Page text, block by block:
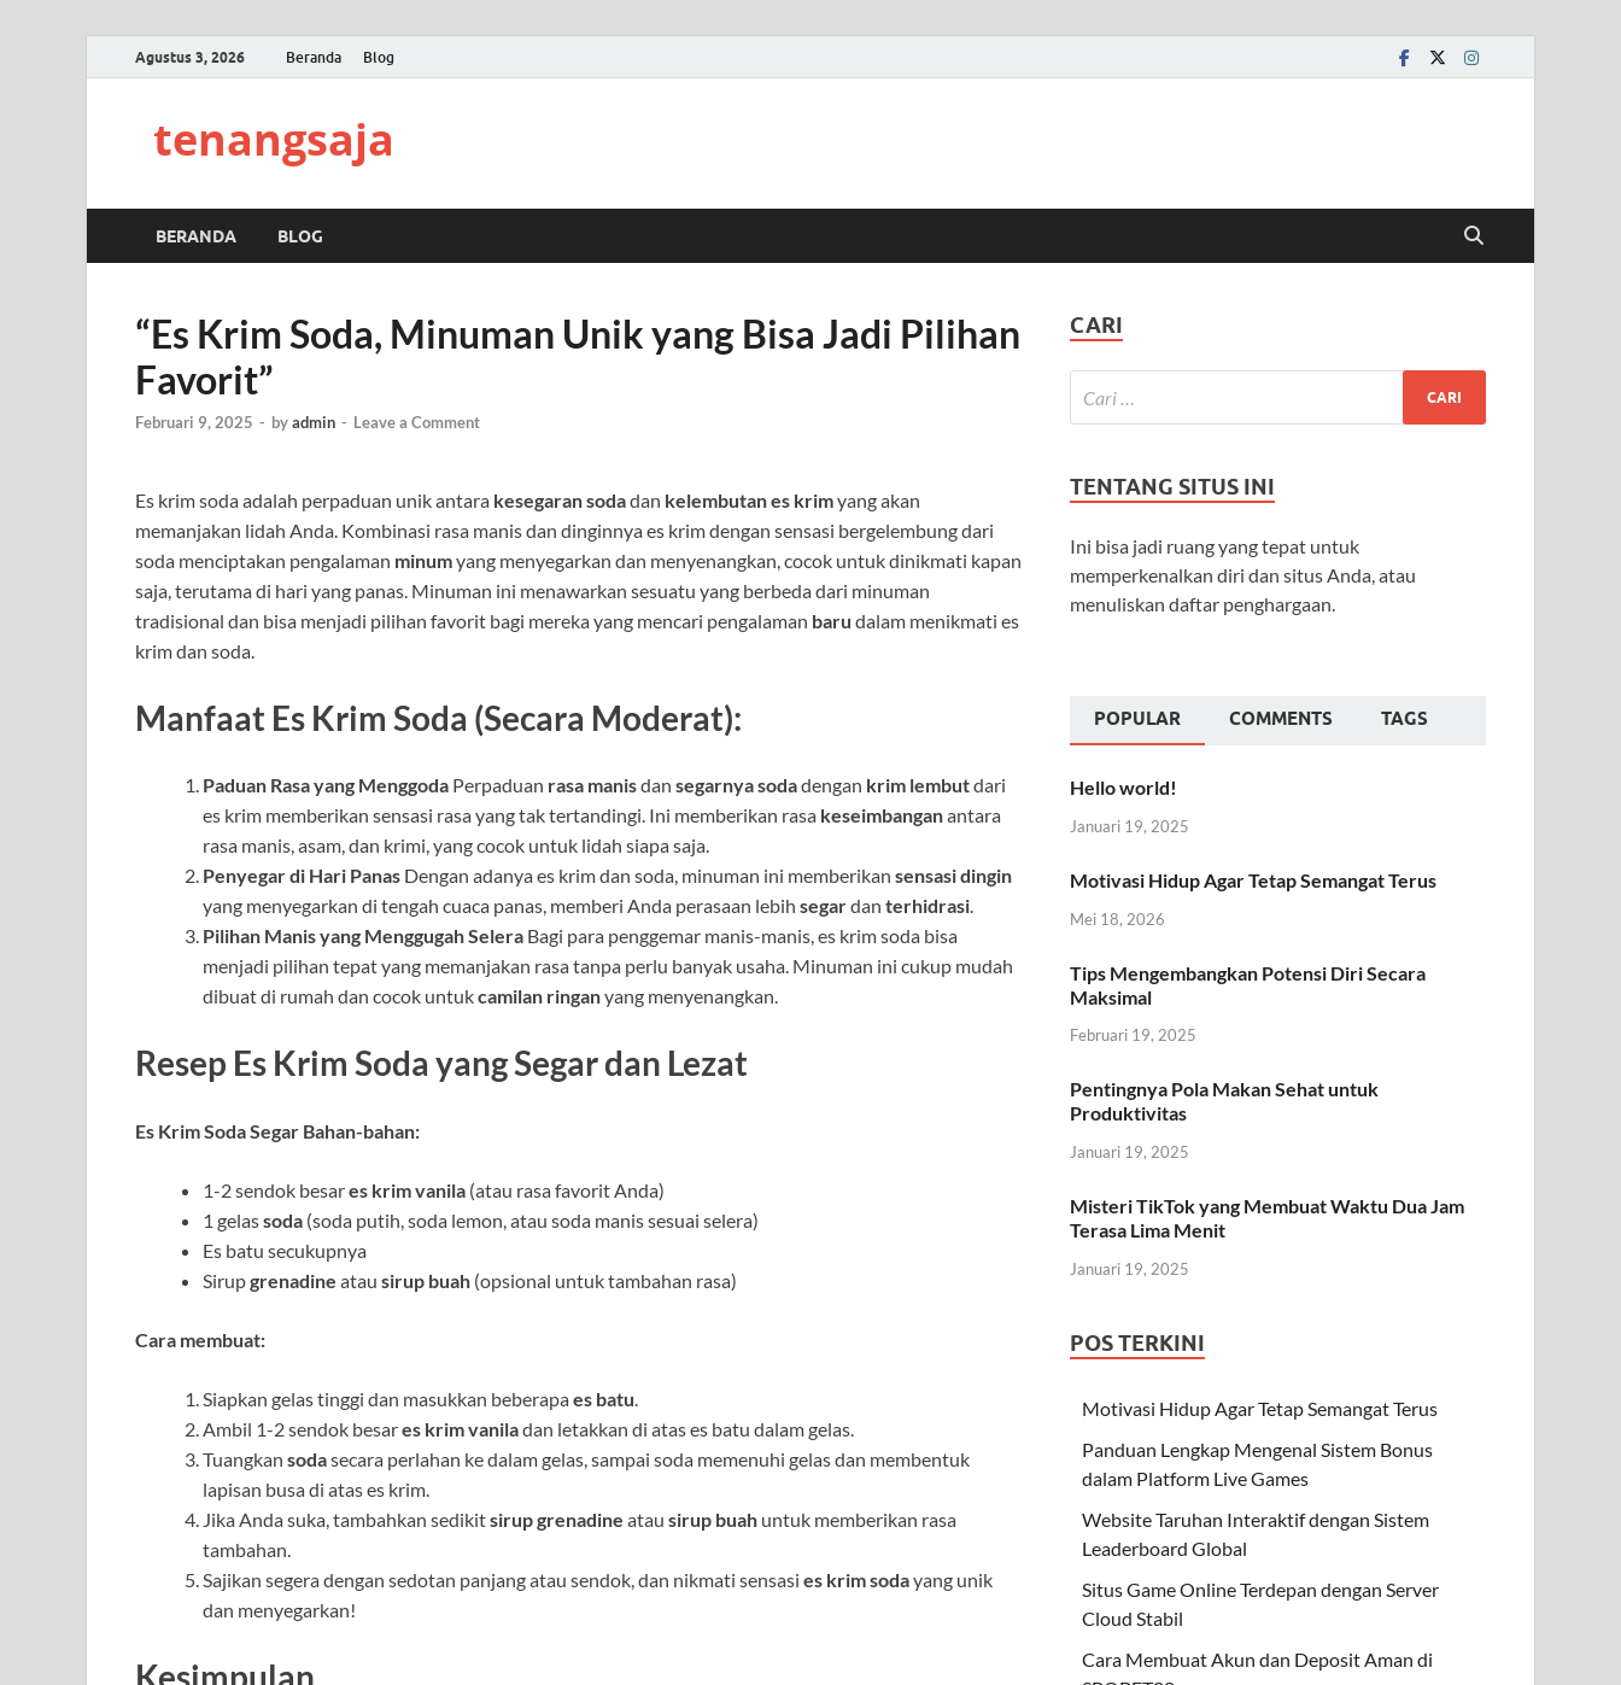
Agustus 3, 2026 Beranda Blog
tenangsaja
BERANDA BLOG
“Es Krim Soda, Minuman Unik yang Bisa Jadi Pilihan
Favorit”
Februari 9, 2025 - byadmin - Leave a Comment
Es krim soda adalah perpaduan unik antara kesegaran sodadan kelembutan es krimyang akan
memanjakan lidah Anda. Kombinasi rasa manis dan dinginnya es krim dengan sensasi bergelembung dari
soda menciptakan pengalaman minumyang menyegarkan dan menyenangkan, cocok untuk dinikmati kapan
saja, terutama di hari yang panas. Minuman ini menawarkan sesuatu yang berbeda dari minuman
tradisional dan bisa menjadi pilihan favorit bagi mereka yang mencari pengalaman baru dalam menikmati es
krim dan soda.
Manfaat Es Krim Soda (Secara Moderat):
Paduan Rasa yang Menggoda Perpaduan rasa manisdan segarnya sodadengan krim lembutdari
es krim memberikan sensasi rasa yang tak tertandingi. Ini memberikan rasa keseimbanganantara
rasa manis, asam, dan krimi, yang cocok untuk lidah siapa saja.
Penyegar di Hari Panas Dengan adanya es krim dan soda, minuman ini memberikan sensasi dingin
yang menyegarkan di tengah cuaca panas, memberi Anda perasaan lebih segardan terhidrasi.
Pilihan Manis yang Menggugah Selera Bagi para penggemar manis-manis, es krim soda bisa
menjadi pilihan tepat yang memanjakan rasa tanpa perlu banyak usaha. Minuman ini cukup mudah
dibuat di rumah dan cocok untukcamilan ringanyang menyenangkan.
Resep Es Krim Soda yang Segar dan Lezat
Es Krim Soda Segar Bahan-bahan:
1-2 sendok besares krim vanila (atau rasa favorit Anda)
1 gelassoda (soda putih, soda lemon, atau soda manis sesuai selera)
Es batu secukupnya
Sirupgrenadine atau sirup buah (opsional untuk tambahan rasa)
Cara membuat:
Siapkan gelas tinggi dan masukkan beberapaes batu
Ambil 1-2 sendok besares krim vaniladan letakkan di atas es batu dalam gelas.
Tuangkan sodasecara perlahan ke dalam gelas, sampai soda memenuhi gelas dan membentuk
lapisan busa di atas es krim.
Jika Anda suka, tambahkan sedikitsirup grenadine atau sirup buah untuk memberikan rasa
tambahan.
Sajikan segera dengan sedotan panjang atau sendok, dan nikmati sensasi es krim sodayang unik
dan menyegarkan!
Kesimpulan
CARI
TENTANG SITUS INI
Ini bisa jadi ruang yang tepat untuk
memperkenalkan diri dan situs Anda, atau
menuliskan daftar penghargaan.
POPULAR COMMENTS TAGS
Hello world!
Januari 19, 2025
Motivasi Hidup Agar Tetap Semangat Terus
Mei 18, 2026
Tips Mengembangkan Potensi Diri Secara
Maksimal
Februari 19, 2025
Pentingnya Pola Makan Sehat untuk
Produktivitas
Januari 19, 2025
Misteri TikTok yang Membuat Waktu Dua Jam
Terasa Lima Menit
Januari 19, 2025
POS TERKINI
Motivasi Hidup Agar Tetap Semangat Terus
Panduan Lengkap Mengenal Sistem Bonus
dalam Platform Live Games
Website Taruhan Interaktif dengan Sistem
Leaderboard Global
Situs Game Online Terdepan dengan Server
Cloud Stabil
Cara Membuat Akun dan Deposit Aman di